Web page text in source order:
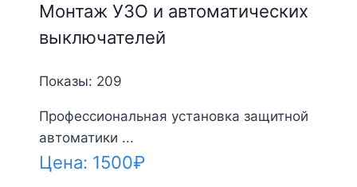
Монтаж УЗО и автоматических
выключателей
Показы: 209
Профессиональная установка защитной
автоматики ...
Цена: 1500₽